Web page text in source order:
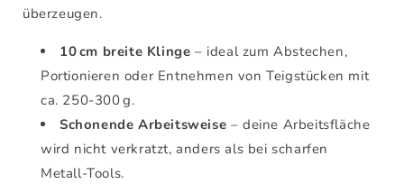
überzeugen.
10 cm breite Klinge – ideal zum Abstechen,
Portionieren oder Entnehmen von Teigstücken mit
ca. 250‑300 g.
Schonende Arbeitsweise – deine Arbeitsfläche
wird nicht verkratzt, anders als bei scharfen
Metall‑Tools.